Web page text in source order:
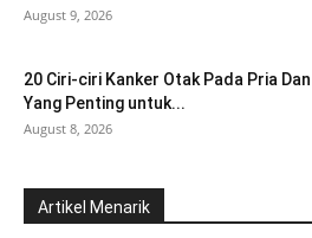
August 9, 2026
20 Ciri-ciri Kanker Otak Pada Pria
Yang Penting untuk...
August 8, 2026
Artikel Menarik